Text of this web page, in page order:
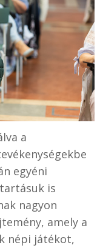
a
egyéni
is
nagyon
amely a
népi játékot,